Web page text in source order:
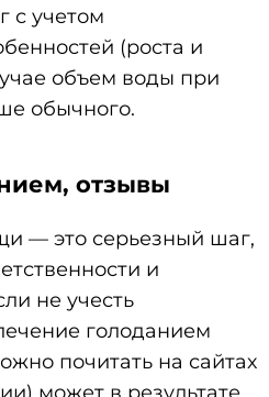
с учетом
(роста и
объем воды при
обычного.
отзывы
— это серьезный шаг,
и
не учесть
голоданием
почитать на сайтах